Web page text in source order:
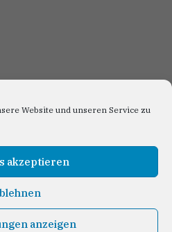
Website und unseren Service zu
akzeptieren
anzeigen
er